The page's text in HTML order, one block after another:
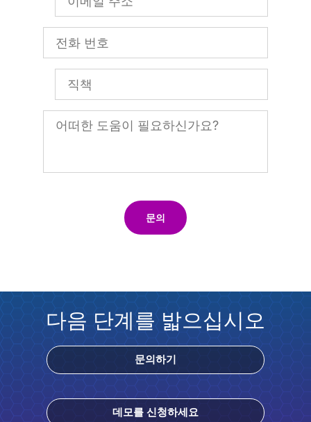
문의
다음 단계를 밟으십시오
문의하기
데모를 신청하세요